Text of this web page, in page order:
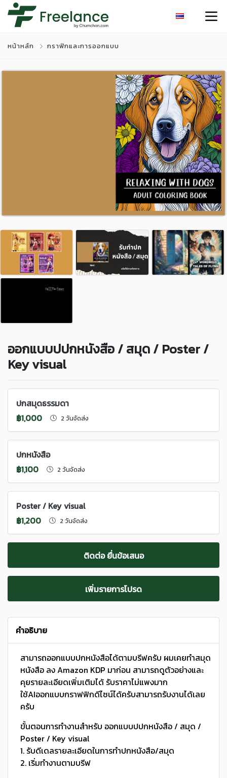
หน้าหลัก กราฟิกและการออกแบบ
ออกแบบปปกหนังสือ / สมุด / Poster /
Key visual
ปกสมุดธรรมดา
฿1,000
2 วันจัดส่ง
ปกหนังสือ
฿1,100
2 วันจัดส่ง
Poster / Key visual
฿1,200
2 วันจัดส่ง
ติดต่อ ยื่นข้อเสนอ
เพิ่มรายการโปรด
คำอธิบาย
สามารถออกแบบปกหนังสือได้ตามบรีฟครับ ผมเคยทำสมุด
หนังสือ ลง Amazon KDP มาก่อน สามารถดูตัวอย่างและ
คุยรายละเอียดเพิ่มเติมได้ รับราคาไม่แพงมาก
ใช้AIออกแบบกราฟฟิกดีไซน์ได้ครับสามารถรับงานได้เลย
ครับ
ขั้นตอนการทำงานสำหรับ ออกแบบปปกหนังสือ / สมุด /
Poster / Key visual
1. รับดีเดลรายละเอียดในการทำปกหนังสือ/สมุด
2. เริ่มทำงานตามบรีฟ